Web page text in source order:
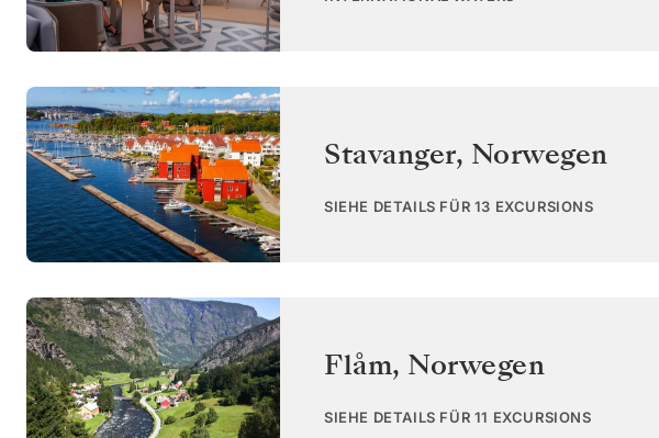
Stavanger, Norwegen
SIEHE DETAILS FÜR 13 EXCURSIONS
Flåm, Norwegen
SIEHE DETAILS FÜR 11 EXCURSIONS